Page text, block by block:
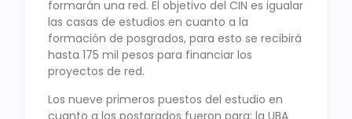
formarán una red. El objetivo del CIN es igualar
las casas de estudios en cuanto a la
formación de posgrados, para esto se recibirá
hasta 175 mil pesos para financiar los
proyectos de red.
Los nueve primeros puestos del estudio en
cuanto a los postgrados fueron para: la UBA